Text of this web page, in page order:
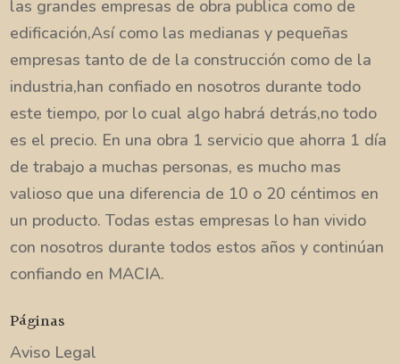
las grandes empresas de obra publica como de
edificación,Así como las medianas y pequeñas
empresas tanto de de la construcción como de la
industria,han confiado en nosotros durante todo
este tiempo, por lo cual algo habrá detrás,no todo
es el precio. En una obra 1 servicio que ahorra 1 día
de trabajo a muchas personas, es mucho mas
valioso que una diferencia de 10 o 20 céntimos en
un producto. Todas estas empresas lo han vivido
con nosotros durante todos estos años y continúan
confiando en MACIA.
Páginas
Aviso Legal